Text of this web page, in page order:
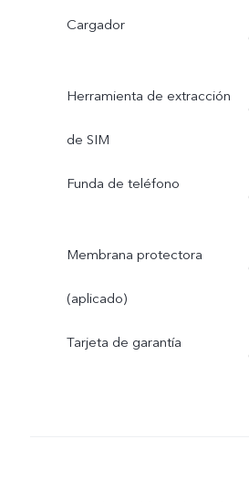
Cargador
Herramienta de extracción
de SIM
Funda de teléfono
Membrana protectora
(aplicado)
Tarjeta de garantía